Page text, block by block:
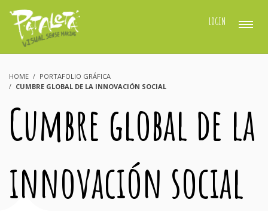
LOGIN
HOME
PORTAFOLIO GRÁFICA
CUMBRE GLOBAL DE LA INNOVACIÓN SOCIAL
Cumbre global de la
innovación social